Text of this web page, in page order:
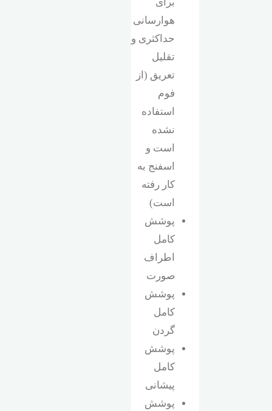
هوارسانی
حداکثری و
تقلیل
تعریق (از
فوم
استفاده
نشده
است و
اسفنج به
کار رفته
است)
پوشش
کامل
اطراف
صورت
پوشش
کامل
گردن
پوشش
کامل
پیشانی
پوشش